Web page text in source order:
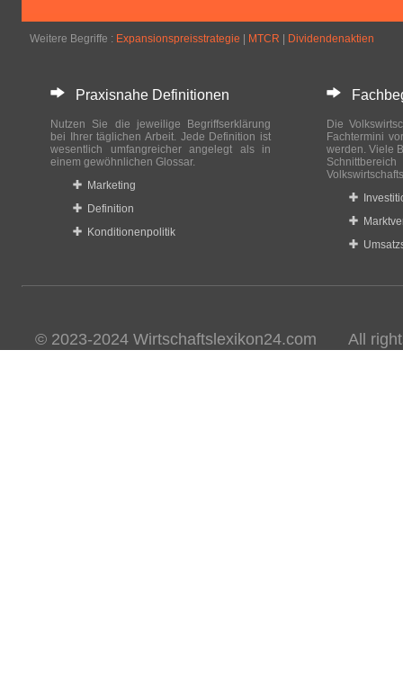
Weitere Begriffe : Expansionspreisstrategie MTCR Dividendenaktien
Praxisnahe Definitionen
Nutzen Sie die jeweilige Begriffserklärung
bei Ihrer täglichen Arbeit. Jede Definition ist
wesentlich umfangreicher angelegt als in
einem gewöhnlichen Glossar.
Marketing
Definition
Konditionenpolitik
Die
Fachtermini
werden. Viele
© 2023-2024 Wirtschaftslexikon24.com All